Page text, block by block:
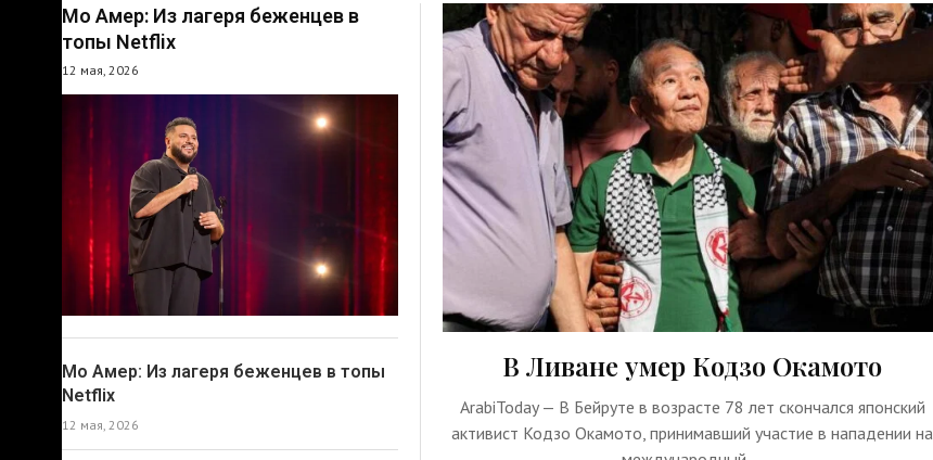
Мо Амер: Из лагеря беженцев в
топы Netflix
12 мая, 2026
Мо Амер: Из лагеря беженцев в топы
Netflix
12 мая, 2026
В Ливане умер Кодзо Окамото
ArabiToday — В Бейруте в возрасте 78 лет скончался японский
активист Кодзо Окамото, принимавший участие в нападении на